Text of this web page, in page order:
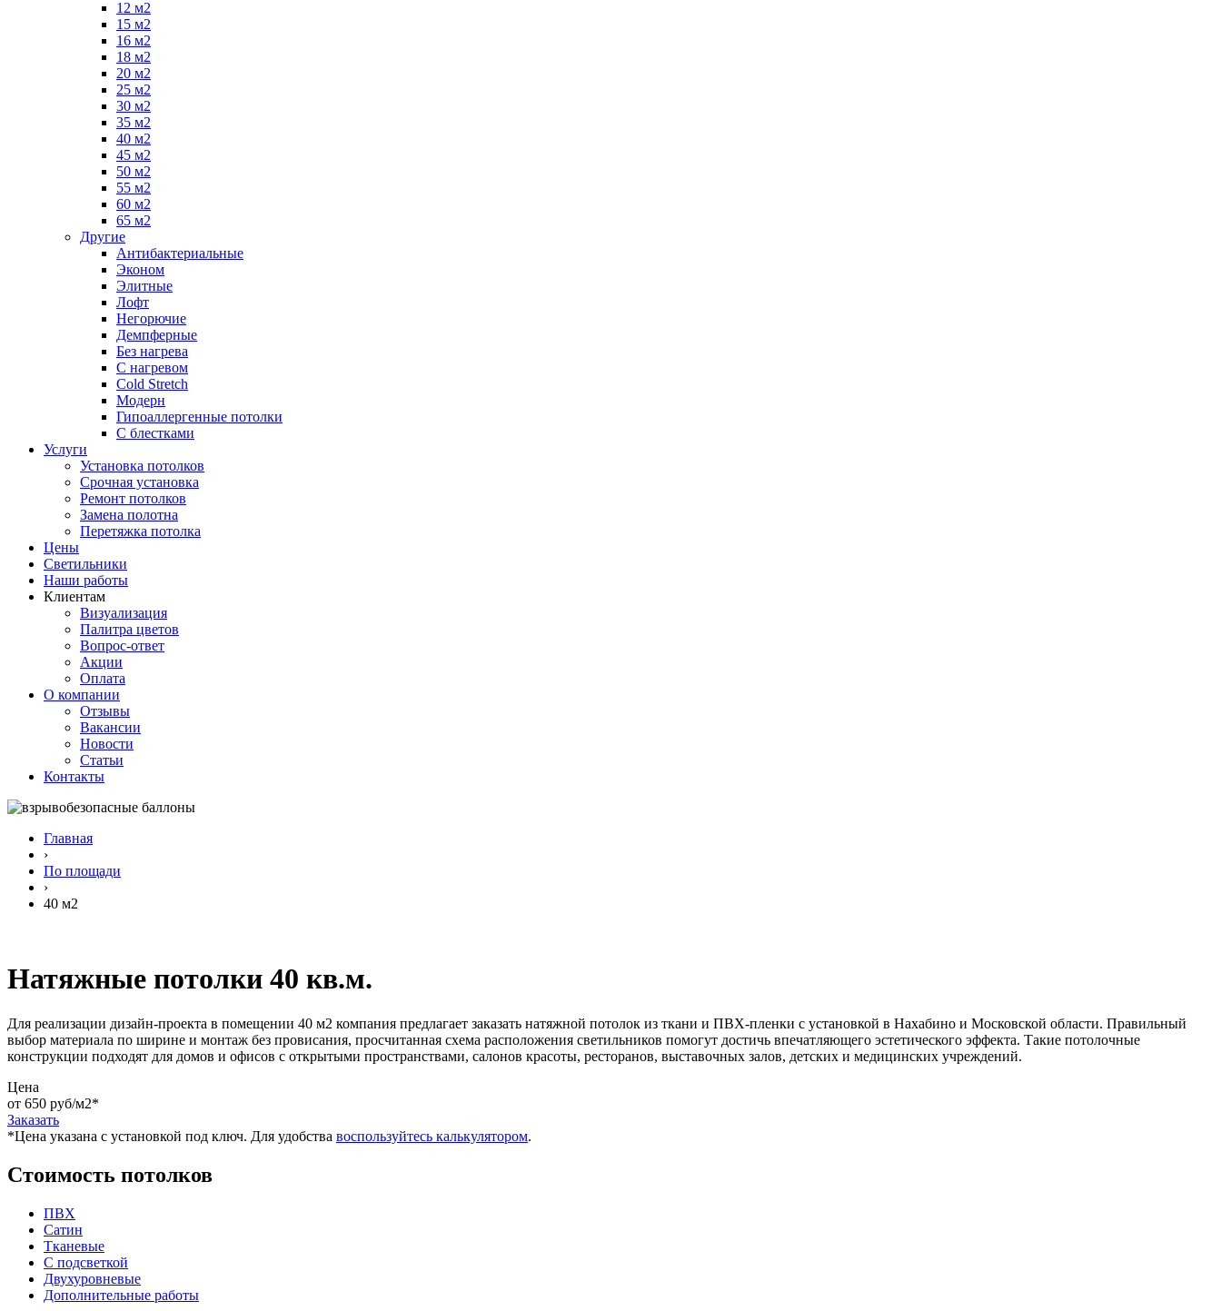
12 м2
15 м2
16 м2
18 м2
20 м2
25 м2
30 м2
35 м2
40 м2
45 м2
50 м2
55 м2
60 м2
65 м2
Другие
Антибактериальные
Эконом
Элитные
Лофт
Негорючие
Демпферные
Без нагрева
С нагревом
Cold Stretch
Модерн
Гипоаллергенные потолки
С блестками
Услуги
Установка потолков
Срочная установка
Ремонт потолков
Замена полотна
Перетяжка потолка
Цены
Светильники
Наши работы
Клиентам
Визуализация
Палитра цветов
Вопрос-ответ
Акции
Оплата
О компании
Отзывы
Вакансии
Новости
Статьи
Контакты
Главная
›
По площади
›
40 м2
Натяжные потолки 40 кв.м.
Для реализации дизайн-проекта в помещении 40 м2 компания предлагает заказать натяжной потолок из ткани и ПВХ-пленки с установкой в Нахабино и Московской области. Правильный
выбор материала по ширине и монтаж без провисания, просчитанная схема расположения светильников помогут достичь впечатляющего эстетического эффекта. Такие потолочные
конструкции подходят для домов и офисов с открытыми пространствами, салонов красоты, ресторанов, выставочных залов, детских и медицинских учреждений.
Цена
от 650 руб/м2*
Заказать
*Цена указана c установкой под ключ. Для удобства воспользуйтесь калькулятором.
Стоимость потолков
ПВХ
Сатин
Тканевые
С подсветкой
Двухуровневые
Дополнительные работы